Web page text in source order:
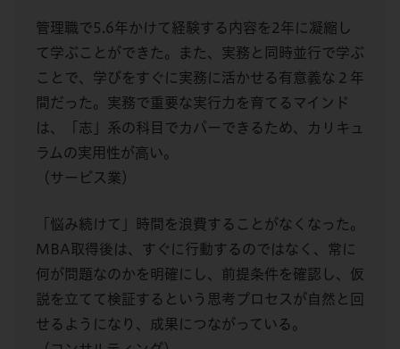
管理職で5.6年かけて経験する内容を2年に凝縮し
て学ぶことができた。また、実務と同時並行で学ぶ
ことで、学びをすぐに実務に活かせる有意義な２年
間だった。実務で重要な実行力を育てるマインド
は、「志」系の科目でカバーできるため、カリキュ
ラムの実用性が高い。
（サービス業）
「悩み続けて」時間を浪費することがなくなった。
MBA取得後は、すぐに行動するのではなく、常に
何が問題なのかを明確にし、前提条件を確認し、仮
説を立てて検証するという思考プロセスが自然と回
せるようになり、成果につながっている。